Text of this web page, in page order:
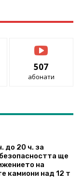
507
абонати
до 20 ч. за
ще
на
камиони над 12 т